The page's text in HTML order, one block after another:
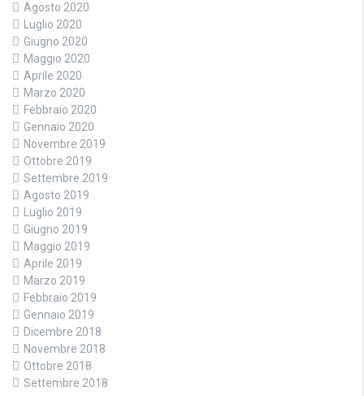
Agosto 2020
Luglio 2020
Giugno 2020
Maggio 2020
Aprile 2020
Marzo 2020
Febbraio 2020
Gennaio 2020
Novembre 2019
Ottobre 2019
Settembre 2019
Agosto 2019
Luglio 2019
Giugno 2019
Maggio 2019
Aprile 2019
Marzo 2019
Febbraio 2019
Gennaio 2019
Dicembre 2018
Novembre 2018
Ottobre 2018
Settembre 2018